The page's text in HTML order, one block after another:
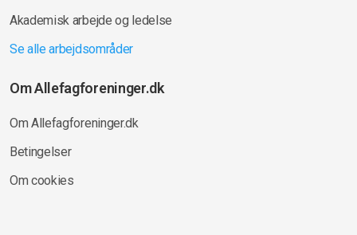
Akademisk arbejde og ledelse
Se alle arbejdsområder
Om Allefagforeninger.dk
Om Allefagforeninger.dk
Betingelser
Om cookies